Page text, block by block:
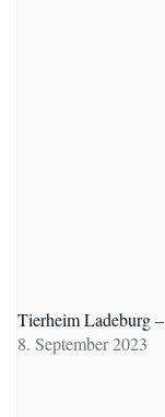
Tierheim Ladeburg
8. September 2023